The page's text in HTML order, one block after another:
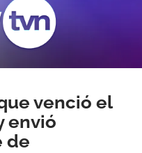
venció el
envió
de